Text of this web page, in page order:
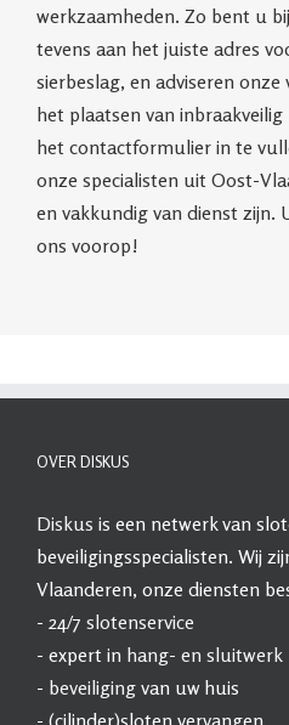
werkzaamheden. Zo bent u
tevens aan het juiste adres
sierbeslag, en adviseren
het plaatsen van
het contactformulier in te
onze specialisten uit Oost-
en vakkundig van dienst zijn.
ons voorop!
OVER DISKUS
Diskus is een netwerk van
beveiligingsspecialisten. Wij
Vlaanderen, onze diensten
- 24/7 slotenservice
- expert in hang- en sluitwerk
- beveiliging van uw huis